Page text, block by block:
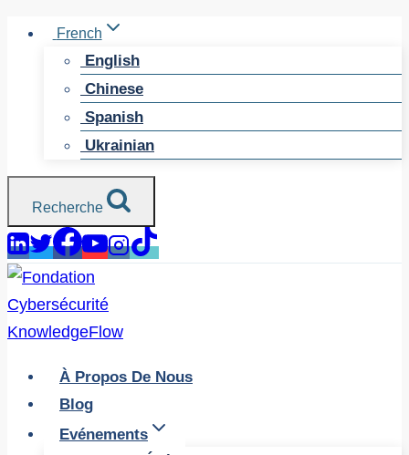
Skip
French
English
Chinese
Spanish
Ukrainian
Recherche
À Propos De Nous
Blog
Evénements